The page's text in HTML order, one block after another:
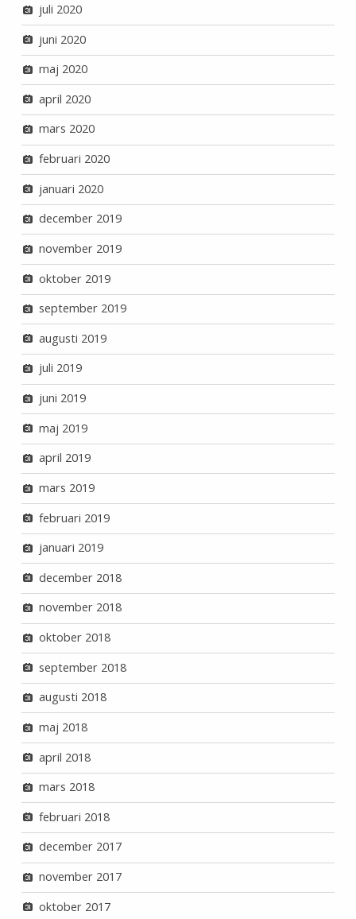
juli 2020
juni 2020
maj 2020
april 2020
mars 2020
februari 2020
januari 2020
december 2019
november 2019
oktober 2019
september 2019
augusti 2019
juli 2019
juni 2019
maj 2019
april 2019
mars 2019
februari 2019
januari 2019
december 2018
november 2018
oktober 2018
september 2018
augusti 2018
maj 2018
april 2018
mars 2018
februari 2018
december 2017
november 2017
oktober 2017